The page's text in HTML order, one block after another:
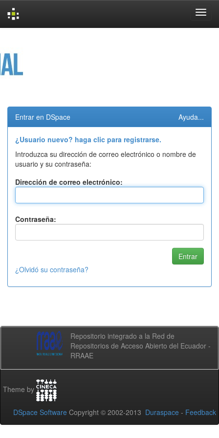
Entrar en DSpace Ayuda...
¿Usuario nuevo? haga clic para registrarse.
Introduzca su dirección de correo electrónico o nombre de
usuario y su contraseña:
Dirección de correo electrónico:
Contraseña:
¿Olvidó su contraseña?
Repositorio integrado a la Red de
Repositorios de Acceso Abierto del Ecuador -
RRAAE
Theme by
DSpace Software Copyright © 2002-2013 Duraspace - Feedback